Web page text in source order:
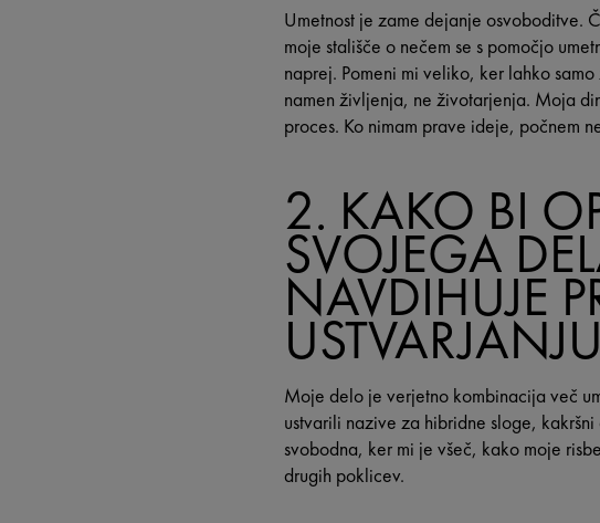
Umetnost je zame dejanje osvoboditve.
moje stališče o nečem se s pomočjo
naprej. Pomeni mi veliko, ker lahko
namen življenja, ne životarjenja. Moja
proces. Ko nimam prave ideje, počnem
2. KAKO BI
SVOJEGA
NAVDIHUJE
Moje delo je verjetno kombinacija več
ustvarili nazive za hibridne sloge,
svobodna, ker mi je všeč, kako moje
drugih poklicev.